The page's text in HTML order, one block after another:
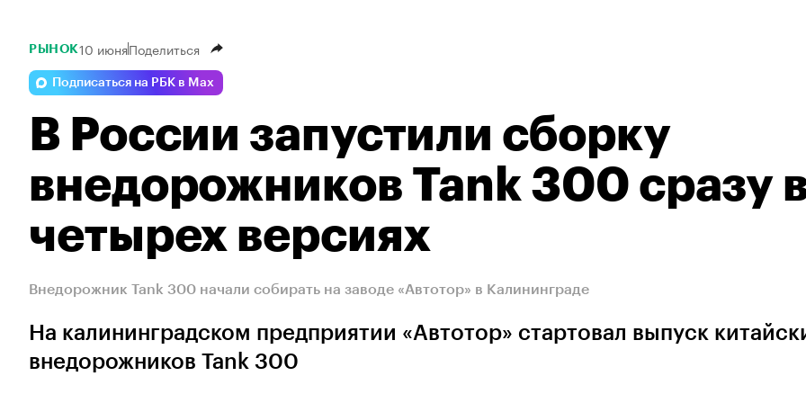
РЫНОК10 июняПоделиться
Подписаться на РБК в Max
В России запустили сборку
внедорожников Tank 300 сразу
четырех версиях
Внедорожник Tank 300 начали собирать на заводе «Автотор» в Калининграде
На калининградском предприятии «Автотор» стартовал выпуск
внедорожников Tank 300